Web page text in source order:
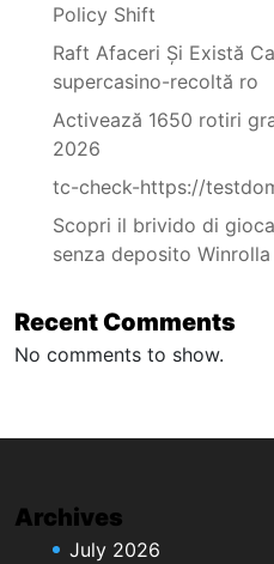
Policy Shift
Raft Afaceri Și Există
supercasino-recoltă ro
Activează 1650 rotiri
2026
tc-check-https://
Scopri il brivido di
senza deposito Winrolla
Recent Comments
No comments to show.
Archives
July 2026